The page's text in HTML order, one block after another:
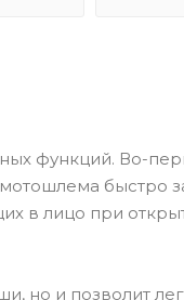
функций. Во-
быстро
в лицо при
но и позволит